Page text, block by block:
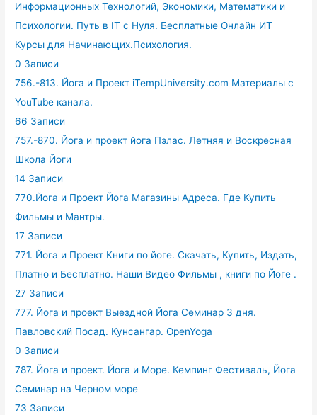
Информационных Технологий, Экономики, Математики и
Психологии. Путь в IT с Нуля. Бесплатные Онлайн ИТ
Курсы для Начинающих.Психология.
0 Записи
756.-813. Йога и Проект iTempUniversity.com Материалы с
YouTube канала.
66 Записи
757.-870. Йога и проект йога Пэлас. Летняя и Воскресная
Школа Йоги
14 Записи
770.Йога и Проект Йога Магазины Адреса. Где Купить
Фильмы и Мантры.
17 Записи
771. Йога и Проект Книги по йоге. Скачать, Купить, Издать,
Платно и Бесплатно. Наши Видео Фильмы , книги по Йоге .
27 Записи
777. Йога и проект Выездной Йога Семинар 3 дня.
Павловский Посад. Кунсангар. OpenYoga
0 Записи
787. Йога и проект. Йога и Море. Кемпинг Фестиваль, Йога
Семинар на Черном море
73 Записи